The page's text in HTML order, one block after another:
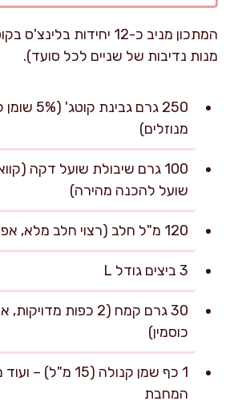
מנות נדיבות של שניים לכל סועד).
250 גרם
מנוזלים)
100 גרם שיבולת שועל דקה
שועל להכנה מהירה)
120 מ"ל חלב (רצוי חלב מלא, אפשר גם דל שומן)
3 ביצים גודל L
30 גרם קמח (2 כפות
כוסמין)
1 כף שמן קנולה (15
המחבת